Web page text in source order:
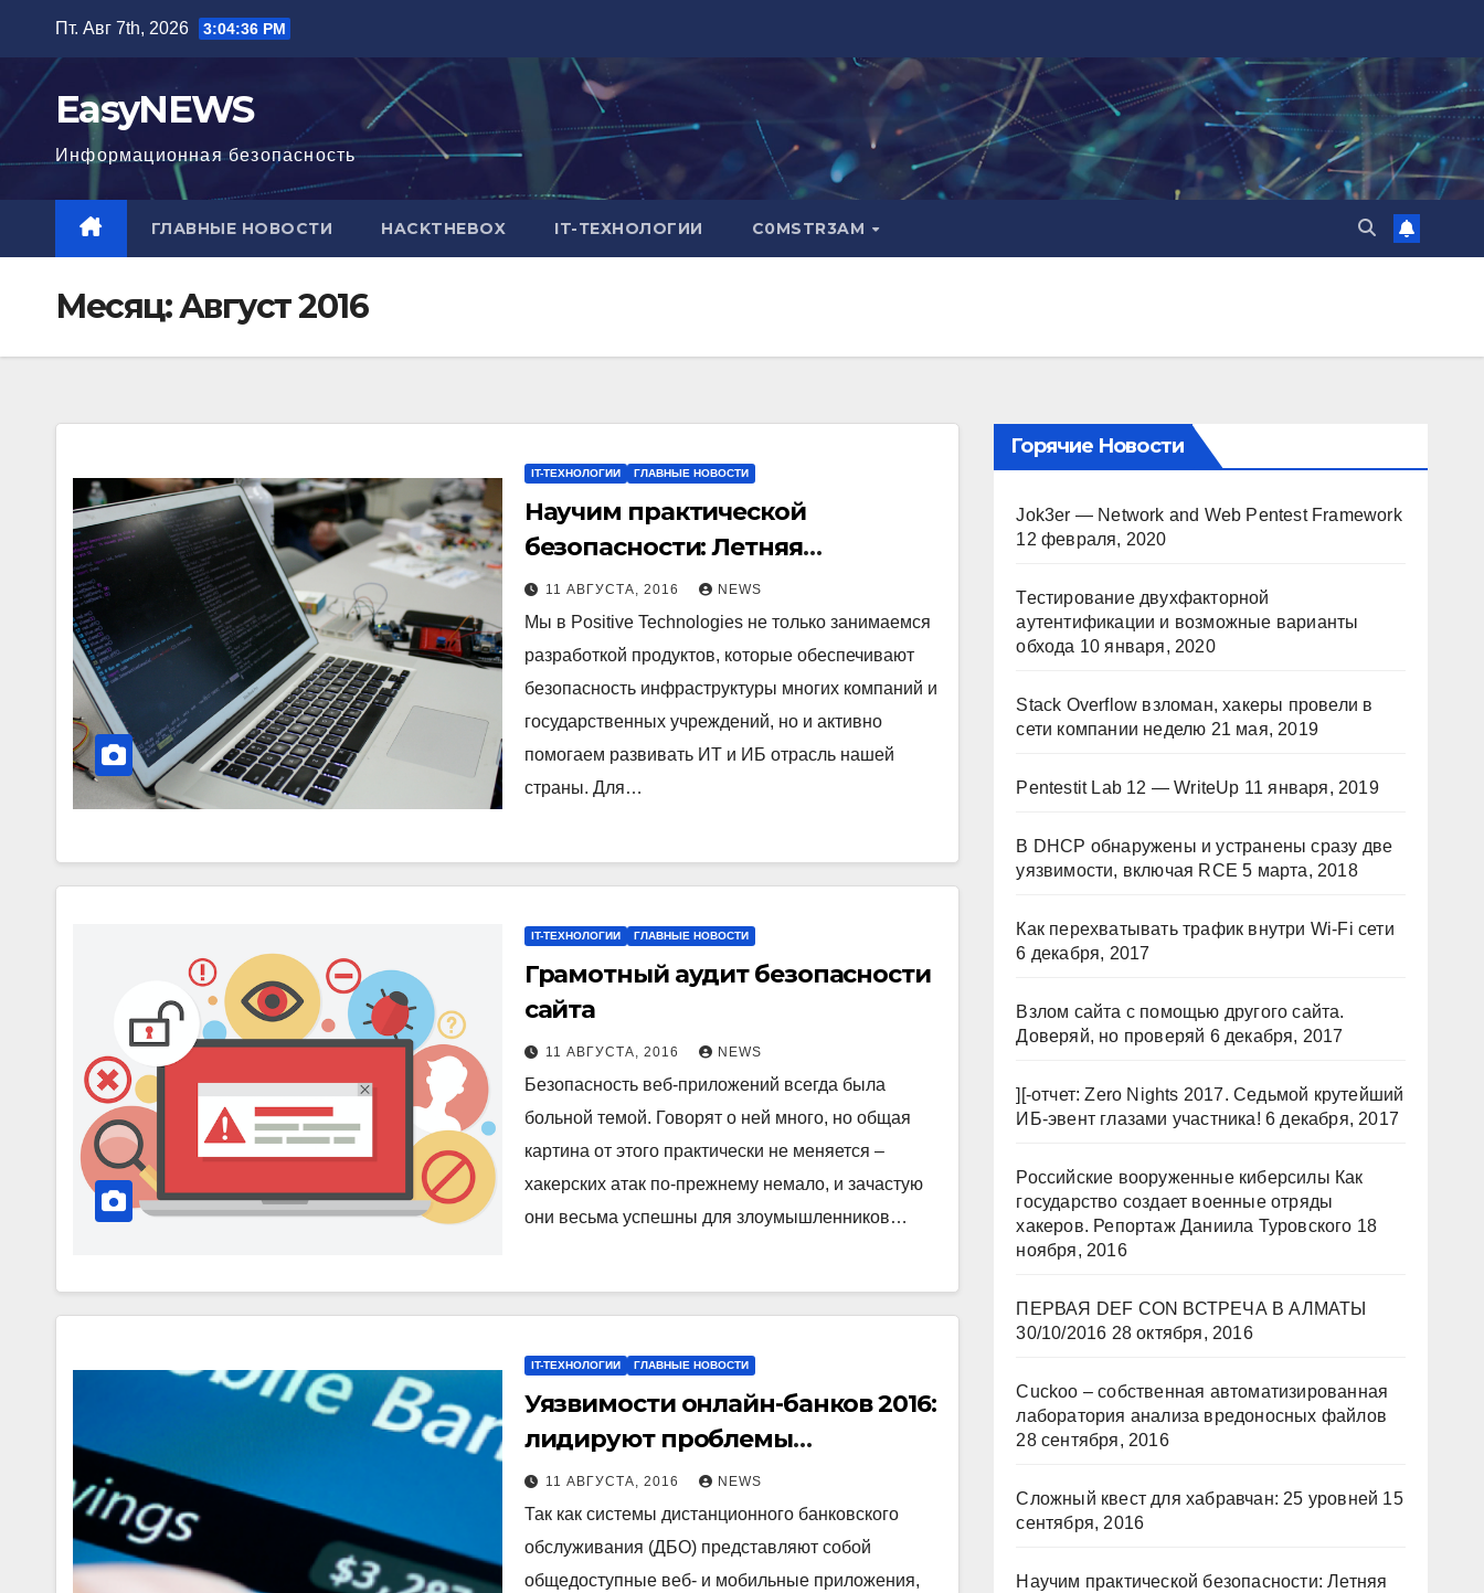
содержимому
Пт. Авг 7th, 2026 3:04:37 PM
EasyNEWS
Информационная безопаcность
ГЛАВНЫЕ НОВОСТИ HACKTHEBOX IT-ТЕХНОЛОГИИ C0MSTR3AM
Месяц:Август 2016
IT-ТЕХНОЛОГИИ ГЛАВНЫЕ НОВОСТИ
Научим практической
безопасности: Летняя
стажировка в Positive
Technologies
11 АВГУСТА, 2016 NEWS
Мы в Positive Technologies не только занимаемся
разработкой продуктов, которые обеспечивают
безопасность инфраструктуры многих компаний и
государственных учреждений, но и активно
помогаем развивать ИТ и ИБ отрасль нашей
страны. Для…
IT-ТЕХНОЛОГИИ ГЛАВНЫЕ НОВОСТИ
Грамотный аудит безопасности
сайта
11 АВГУСТА, 2016 NEWS
Безопасность веб-приложений всегда была
больной темой. Говорят о ней много, но общая
картина от этого практически не меняется –
хакерских атак по-прежнему немало, и зачастую
они весьма успешны для злоумышленников…
IT-ТЕХНОЛОГИИ ГЛАВНЫЕ НОВОСТИ
Уязвимости онлайн-банков 2016:
лидируют проблемы
авторизации
11 АВГУСТА, 2016 NEWS
Так как системы дистанционного банковского
обслуживания (ДБО) представляют собой
общедоступные веб- и мобильные приложения,
Горячие Новости
Jok3er — Network and Web Pentest Framework
12 февраля, 2020
Тестирование двухфакторной
аутентификации и возможные варианты
обхода 10 января, 2020
Stack Overflow взломан, хакеры провели в
сети компании неделю 21 мая, 2019
Pentestit Lab 12 — WriteUp 11 января, 2019
В DHCP обнаружены и устранены сразу две
уязвимости, включая RCE 5 марта, 2018
Как перехватывать трафик внутри Wi-Fi сети
6 декабря, 2017
Взлом сайта с помощью другого сайта.
Доверяй, но проверяй 6 декабря, 2017
][-отчет: Zero Nights 2017. Седьмой крутейший
ИБ-эвент глазами участника! 6 декабря, 2017
Российские вооруженные киберсилы Как
государство создает военные отряды
хакеров. Репортаж Даниила Туровского 18
ноября, 2016
ПЕРВАЯ DEF CON ВСТРЕЧА В АЛМАТЫ
30/10/2016 28 октября, 2016
Cuckoo – собственная автоматизированная
лаборатория анализа вредоносных файлов
28 сентября, 2016
Сложный квест для хабравчан: 25 уровней 15
сентября, 2016
Научим практической безопасности: Летняя